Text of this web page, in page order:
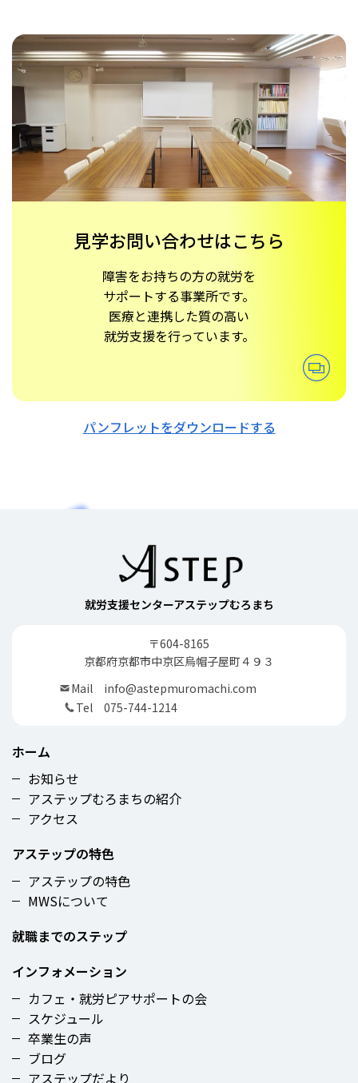
見学お問い合わせはこちら
障害をお持ちの方の就労を
サポートする事業所です。
医療と連携した質の高い
就労支援を行っています。
パンフレットをダウンロードする
就労支援センターアステップむろまち
〒604-8165
京都府京都市中京区烏帽子屋町４９３
Mail
info@astepmuromachi.com
Tel
075-744-1214
ホーム
お知らせ
アステップむろまちの紹介
アクセス
アステップの特色
アステップの特色
MWSについて
就職までのステップ
インフォメーション
カフェ・就労ピアサポートの会
スケジュール
卒業生の声
ブログ
アステップだより